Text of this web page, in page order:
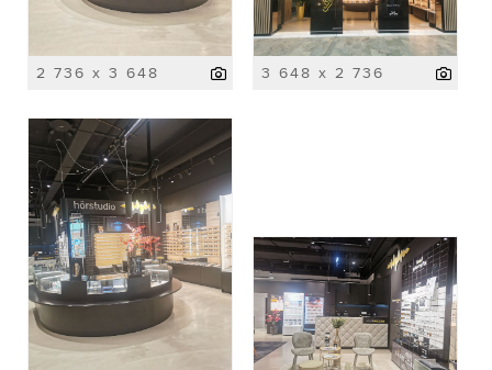
2 736 x 3 648 3 648 x 2 736